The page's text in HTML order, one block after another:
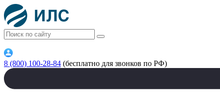
8 (800) 100-28-84 (бесплатно для звонков по РФ)